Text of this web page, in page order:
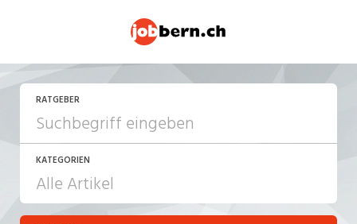
RATGEBER
KATEGORIEN